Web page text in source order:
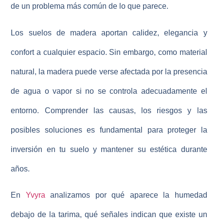
de un problema más común de lo que parece.
Los suelos de madera aportan calidez, elegancia y
confort a cualquier espacio. Sin embargo, como material
natural, la madera puede verse afectada por la presencia
de agua o vapor si no se controla adecuadamente el
entorno. Comprender las causas, los riesgos y las
posibles soluciones es fundamental para proteger la
inversión en tu suelo y mantener su estética durante
años.
En Yvyra analizamos por qué aparece la humedad
debajo de la tarima, qué señales indican que existe un